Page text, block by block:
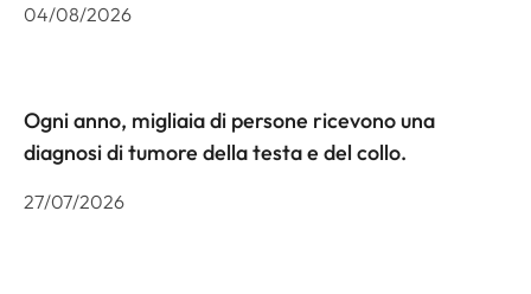
04/08/2026
Ogni anno, migliaia di persone ricevono una
diagnosi di tumore della testa e del collo.
27/07/2026